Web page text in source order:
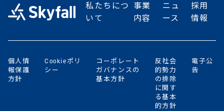
私たちにつ
いて
事業
内容
ニュ
ース
採用
情報
個人情
報保護
方針
Cookieポリ
シー
コーポレート
ガバナンスの
基本方針
反社会
的勢力
の排除
に関す
る基本
的方針
電子公
告